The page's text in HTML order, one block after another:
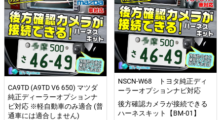
CA9TD (A9TD V6 650) マツダ
純正ディーラーオプションナ
ビ対応 ※軽自動車のみ適合 (普
通車には適合しません)
NSCN-W68 トヨタ純正ディ
ーラーオプションナビ対応
後方確認カメラが接続できる
ハーネスキット【BM-01】